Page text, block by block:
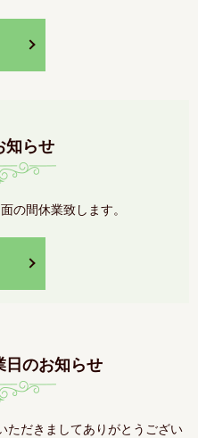
知らせ
の間休業致します。
日のお知らせ
ただきましてありがとうござい